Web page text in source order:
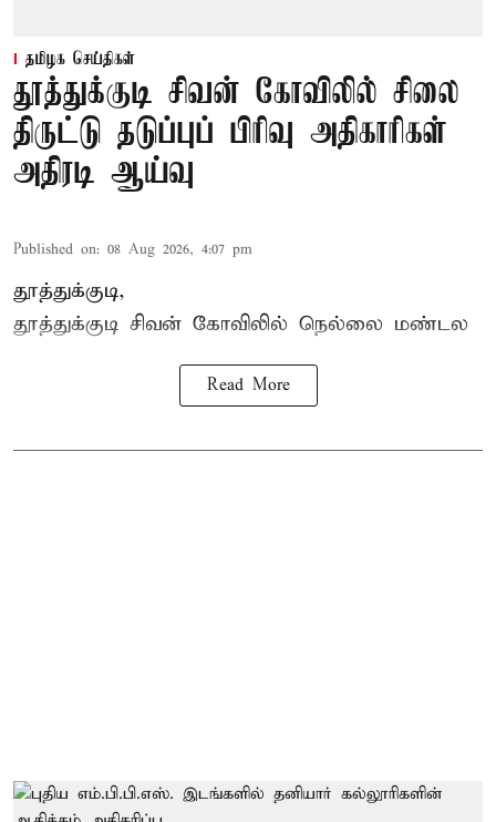
தமிழக செய்திகள்
தூத்துக்குடி சிவன் கோவிலில் சிலை
திருட்டு தடுப்புப் பிரிவு அதிகாரிகள்
அதிரடி ஆய்வு
Published on: 08 Aug 2026, 4:07 pm
தூத்துக்குடி,
தூத்துக்குடி சிவன் கோவிலில் நெல்லை மண்டல
Read More